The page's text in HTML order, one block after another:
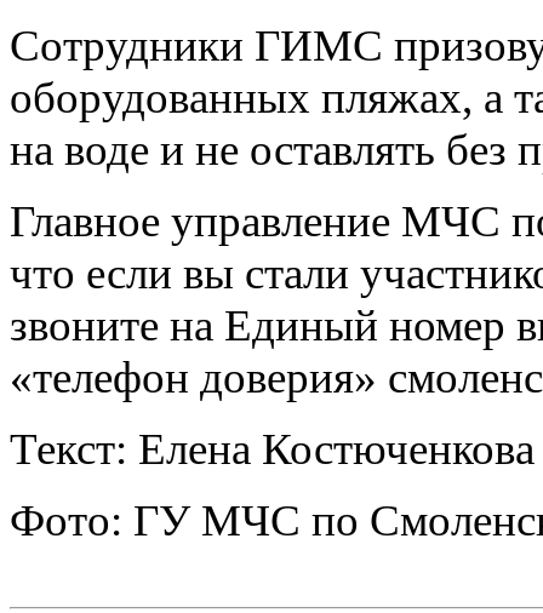
Сотрудники ГИМС
оборудованных пляжах, а
на воде и не оставлять без
Главное управление МЧС
что если вы стали
звоните на Единый номер
«телефон доверия»
Текст: Елена Костюченкова
Фото: ГУ МЧС по